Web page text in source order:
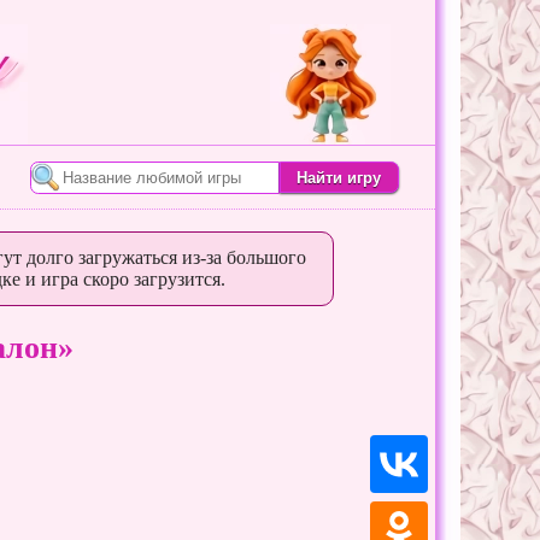
долго загружаться из-за большого
и игра скоро загрузится.